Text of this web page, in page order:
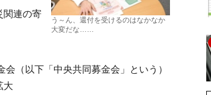
う～ん、還付を受けるのはなかなか
大変だな……
関連の寄
（以下「中央共同募金会」という）
大